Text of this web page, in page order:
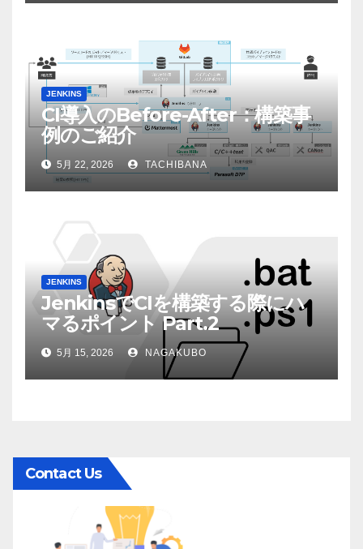
JENKINS
CI導入のBefore-After：構築事
例のご紹介
5月 22, 2026 TACHIBANA
JENKINS
JenkinsでCIを構築する際にハ
マるポイント Part.2
5月 15, 2026 NAGAKUBO
Contact Us